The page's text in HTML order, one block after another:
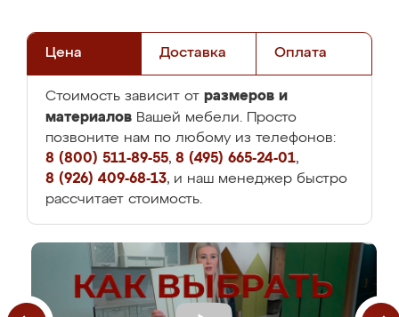
Цена Доставка Оплата
Стоимость зависит от размеров и
материалов Вашей мебели. Просто
позвоните нам по любому из телефонов:
8 (800) 511-89-55, 8 (495) 665-24-01,
8 (926) 409-68-13, и наш менеджер быстро
рассчитает стоимость.